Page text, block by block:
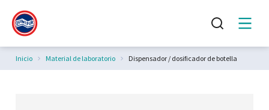
Estás aquí:
Inicio Material de laboratorio Dispensador / dosificador de botella